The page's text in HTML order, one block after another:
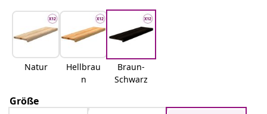
Natur
Hellbrau
n
Braun-
Schwarz
Größe